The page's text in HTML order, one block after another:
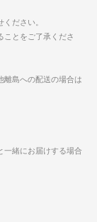
ださい。
ことをご了承くださ
離島への配送の場合は
一緒にお届けする場合